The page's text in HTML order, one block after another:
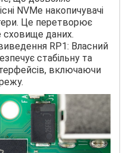
NVMe накопичувачі
Це перетворює
сховище даних.
RP1: Власний
стабільну та
включаючи